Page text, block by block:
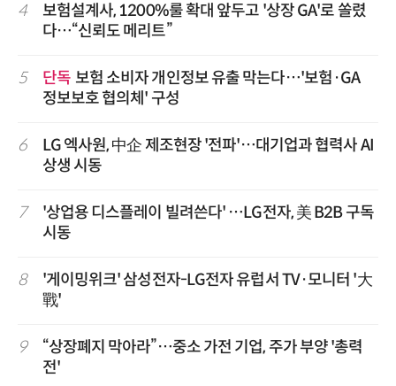
4
보험설계사, 1200%룰 확대 앞두고 '상장 GA'로 쏠렸
다…“신뢰도 메리트”
5 단독 보험 소비자 개인정보 유출 막는다…'보험·GA
정보보호 협의체' 구성
6
LG 엑사원, 中企 제조현장 '전파'…대기업과 협력사 AI
상생 시동
7
'상업용 디스플레이 빌려쓴다' …LG전자, 美 B2B 구독
시동
8
'게이밍위크' 삼성전자-LG전자 유럽서 TV·모니터 '大
戰'
9
“상장폐지 막아라”…중소 가전 기업, 주가 부양 '총력
전'